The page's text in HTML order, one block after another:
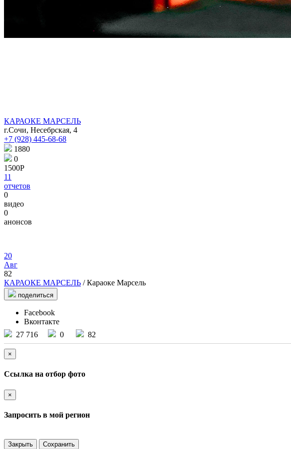
КАРАОКЕ МАРСЕЛЬ
г.Сочи, Несебрская, 4
+7 (928) 445-68-68
1880
0
1500Р
11
отчетов
0
видео
0
анонсов
20
Авг
82
КАРАОКЕ МАРСЕЛЬ / Караоке Марсель
поделиться
Facebook
Вконтакте
27 716
0 82
×
Ссылка на отбор фото
×
Запросить в мой регион
Закрыть Сохранить